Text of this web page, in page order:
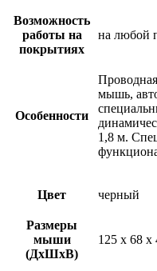
Возможность
работы на
покрытиях
на любой
Особенности
мышь,
1,8 м.
Цвет черный
Размеры
мыши
(ДхШхВ)
125 х 68